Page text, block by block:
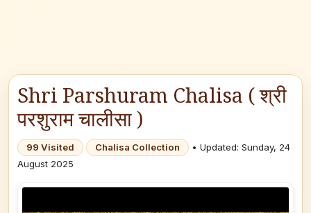
Shri Parshuram Chalisa ( श्री
परशुराम चालीसा )
99 Visited Chalisa Collection
• Updated: Sunday, 24
August 2025